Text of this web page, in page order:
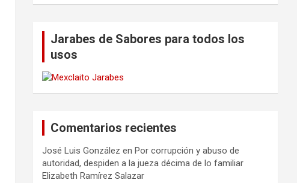
Jarabes de Sabores para todos los
usos
Comentarios recientes
José Luis González enPor corrupción y abuso de
autoridad, despiden a la jueza décima de lo familiar
Elizabeth Ramírez Salazar